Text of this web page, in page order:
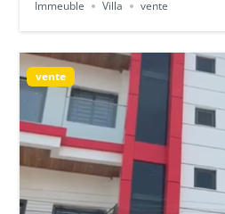
Immeuble Villa vente
vente